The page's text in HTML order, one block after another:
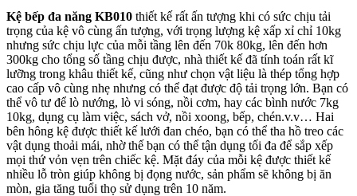
Kệ bếp đa năng KB010 thiết kế rất ấn tượng khi có sức chịu tải
trọng của kệ vô cùng ấn tượng, với trọng lượng kệ xấp xỉ chỉ 10kg
nhưng sức chịu lực của mỗi tầng lên đến 70k 80kg, lên đến hơn
300kg cho tổng số tầng chịu được, nhà thiết kế đã tính toán rất kĩ
lưỡng trong khâu thiết kế, cũng như chọn vật liệu là thép tổng hợp
cao cấp vô cùng nhẹ nhưng có thể đạt được độ tải trọng lớn. Bạn có
thể vô tư để lò nướng, lò vi sóng, nồi cơm, hay các bình nước 7kg
10kg, dụng cụ làm việc, sách vở, nồi xoong, bếp, chén.v.v… Hai
bên hông kệ được thiết kế lưới đan chéo, bạn có thể tha hồ treo các
vật dụng thoải mái, nhờ thế bạn có thể tận dụng tối đa để sắp xếp
mọi thứ vỏn vẹn trên chiếc kệ. Mặt đáy của mỗi kệ được thiết kế
nhiều lỗ tròn giúp không bị đọng nước, sản phẩm sẽ không bị ăn
mòn, gia tăng tuổi thọ sử dụng trên 10 năm.